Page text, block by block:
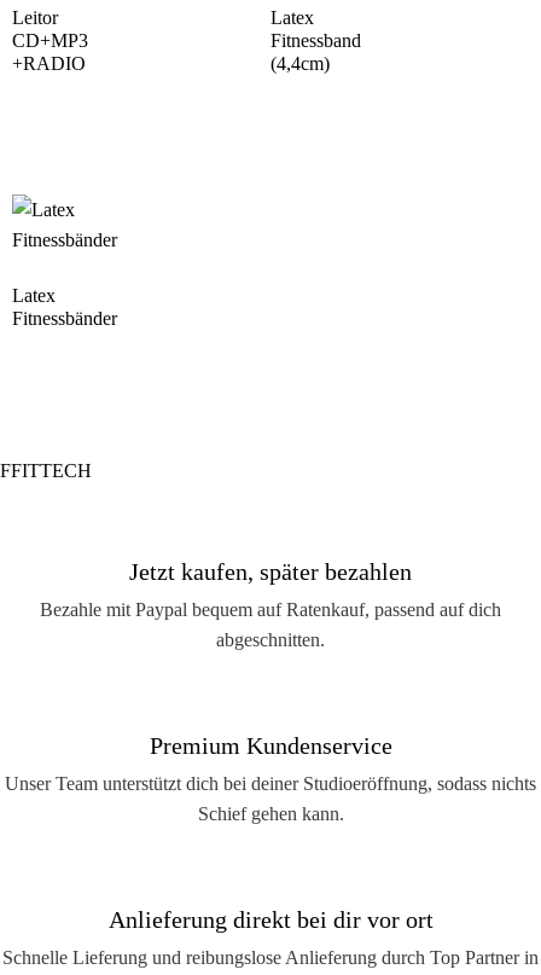
Leitor
CD+MP3
+RADIO
Latex
Fitnessband
(4,4cm)
Latex
Fitnessbänder
FFITTECH
Jetzt kaufen, später bezahlen
Bezahle mit Paypal bequem auf Ratenkauf, passend auf dich
abgeschnitten.
Premium Kundenservice
Unser Team unterstützt dich bei deiner Studioeröffnung, sodass nichts
Schief gehen kann.
Anlieferung direkt bei dir vor ort
Schnelle Lieferung und reibungslose Anlieferung durch Top Partner in